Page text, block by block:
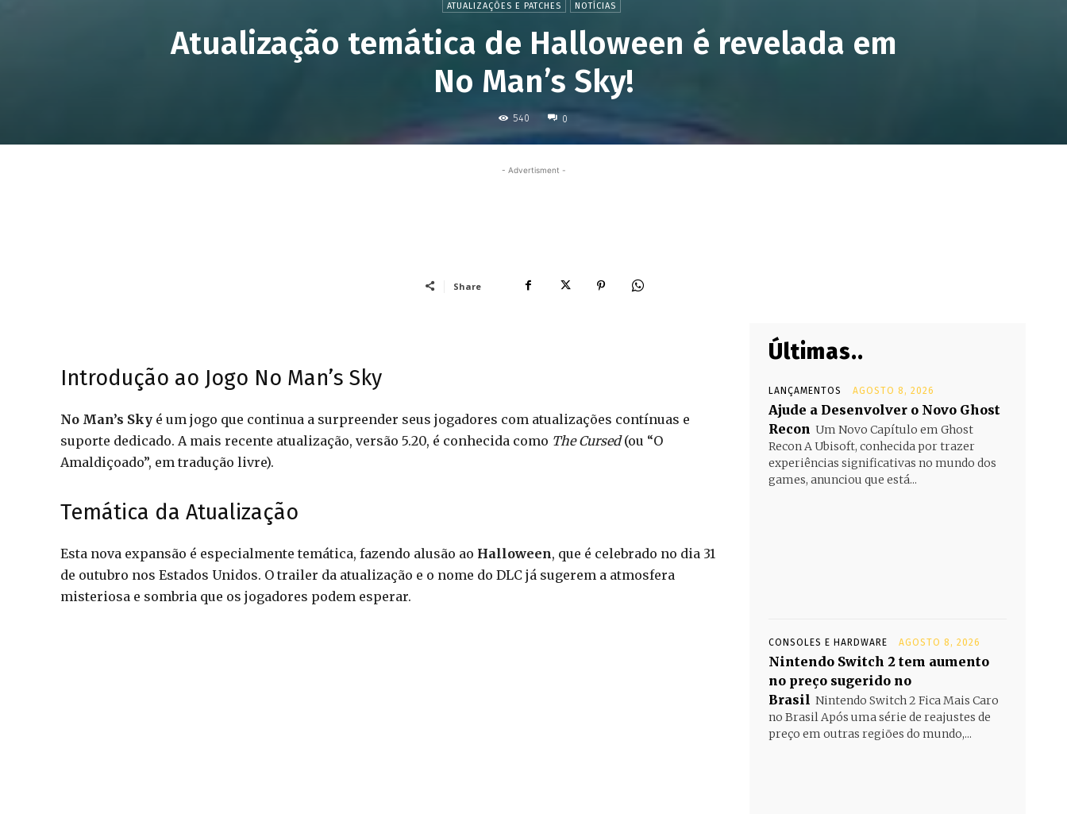
ATUALIZAÇÕES E PATCHES NOTÍCIAS
Atualização temática de Halloween é revelada em
No Man’s Sky!
540 0
- Advertisment -
Share
Introdução ao Jogo No Man’s Sky
No Man’s Sky é um jogo que continua a surpreender seus jogadores com atualizações contínuas e
suporte dedicado. A mais recente atualização, versão 5.20, é conhecida como The Cursed(ou “O
Amaldiçoado”, em tradução livre).
Temática da Atualização
Esta nova expansão é especialmente temática, fazendo alusão ao Halloween, que é celebrado no dia 31
de outubro nos Estados Unidos. O trailer da atualização e o nome do DLC já sugerem a atmosfera
misteriosa e sombria que os jogadores podem esperar.
Últimas..
LANÇAMENTOS AGOSTO 8, 2026
Ajude a Desenvolver o Novo Ghost
Recon Um Novo Capítulo em Ghost
Recon A Ubisoft, conhecida por trazer
experiências significativas no mundo dos
games, anunciou que está...
CONSOLES E HARDWARE AGOSTO 8, 2026
Nintendo Switch 2 tem aumento
no preço sugerido no
Brasil Nintendo Switch 2 Fica Mais Caro
no Brasil Após uma série de reajustes de
preço em outras regiões do mundo,...